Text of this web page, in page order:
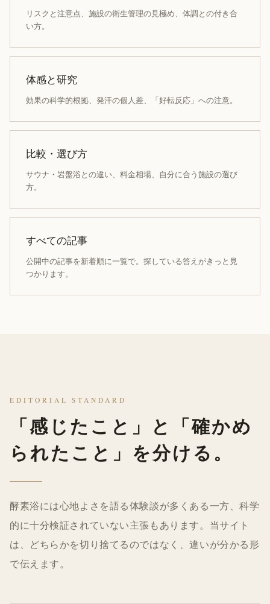
リスクと注意点、施設の衛生管理の見極め、体調との付き合
い方。
体感と研究
効果の科学的根拠、発汗の個人差、「好転反応」への注意。
比較・選び方
サウナ・岩盤浴との違い、料金相場、自分に合う施設の選び
方。
すべての記事
公開中の記事を新着順に一覧で。探している答えがきっと見
つかります。
EDITORIAL STANDARD
「感じたこと」と「確かめ
られたこと」を分ける。
酵素浴には心地よさを語る体験談が多くある一方、科学
的に十分検証されていない主張もあります。当サイト
は、どちらかを切り捨てるのではなく、違いが分かる形
で伝えます。